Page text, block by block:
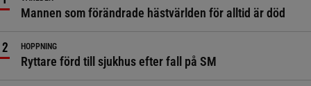
Mannen som förändrade hästvärlden för alltid är död
HOPPNING
Ryttare förd till sjukhus efter fall på SM